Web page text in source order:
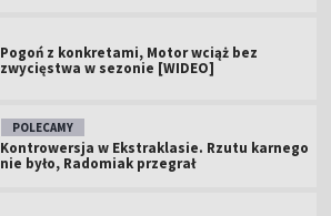
Pogoń z konkretami, Motor wciąż bez
zwycięstwa w sezonie [WIDEO]
POLECAMY
Kontrowersja w Ekstraklasie. Rzutu karnego
nie było, Radomiak przegrał